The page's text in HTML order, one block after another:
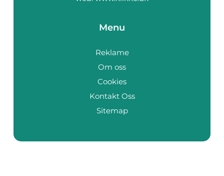
Menu
Reklame
Om oss
Cookies
Kontakt Oss
Sitemap